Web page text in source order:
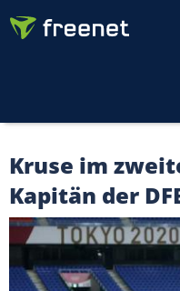
Kruse im
Kapitän der